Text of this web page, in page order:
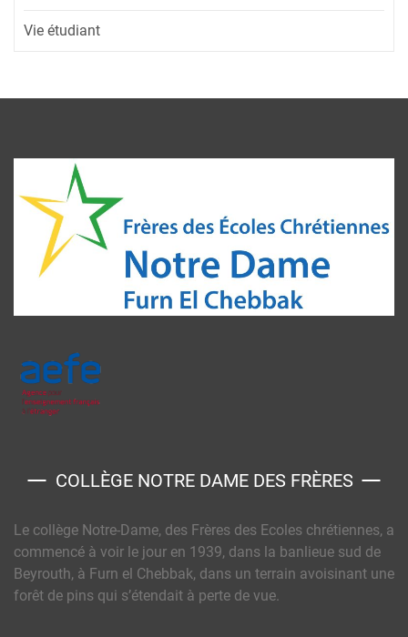
Vie étudiant
COLLÈGE NOTRE DAME DES FRÈRES
Le collège Notre-Dame, des Frères des Ecoles chrétiennes, a
commencé à voir le jour en 1939, dans la banlieue sud de
Beyrouth, à Furn el Chebbak, dans un terrain avoisinant une
forêt de pins qui s’étendait à perte de vue.